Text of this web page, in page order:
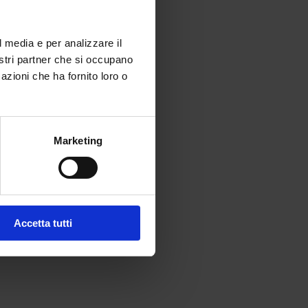
e per analizzare il
partner che si occupano
che ha fornito loro o
Marketing
Accetta tutti